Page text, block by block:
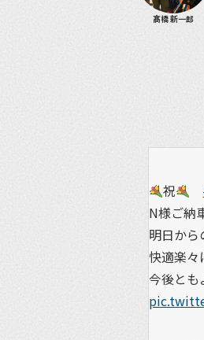
髙橋 新一郎
祝
N様ご納
明日から
快適楽
今後と